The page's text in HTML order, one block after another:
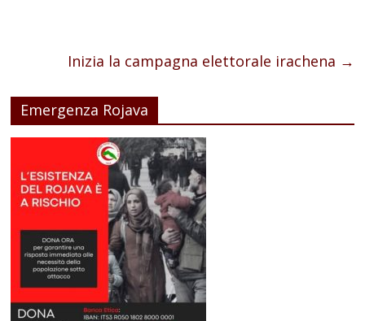
Inizia la campagna elettorale irachena →
Emergenza Rojava